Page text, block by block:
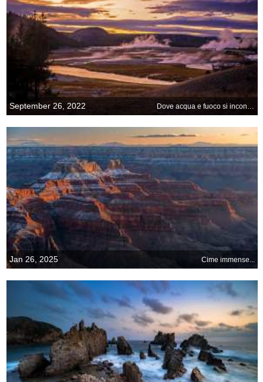
September 26, 2022 Dove acqua e fuoco si incontrano
Jan 26, 2025 Cime immense...